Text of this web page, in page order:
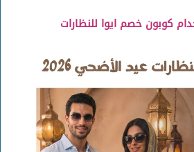
كوبون خصم ايوا للنظارات